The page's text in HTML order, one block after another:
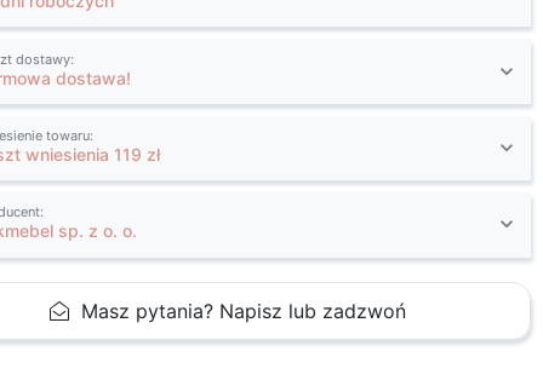
dostawy:
dostawa!
towaru:
wniesienia 119 zł
sp. z o. o.
Masz pytania? Napisz lub zadzwoń